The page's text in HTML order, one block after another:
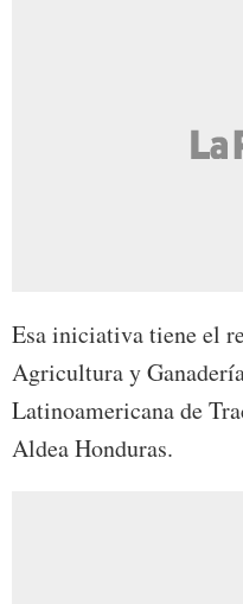
Esa iniciativa tiene el
Agricultura y
Latinoamericana de
Aldea Honduras.